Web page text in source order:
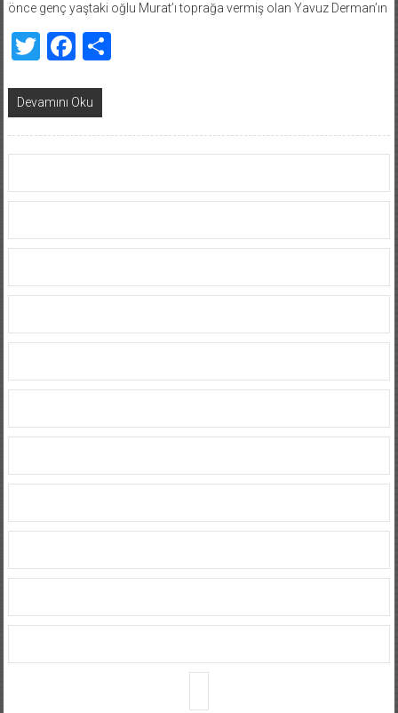
önce genç yaştaki oğlu Murat’ı toprağa vermiş olan Yavuz Derman’ın
TwitterFacebook
Share
Devamını Oku